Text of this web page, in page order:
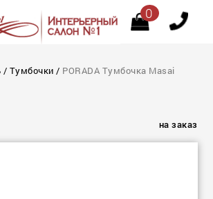
0
/ Тумбочки / PORADA Тумбочка Masai
на заказ